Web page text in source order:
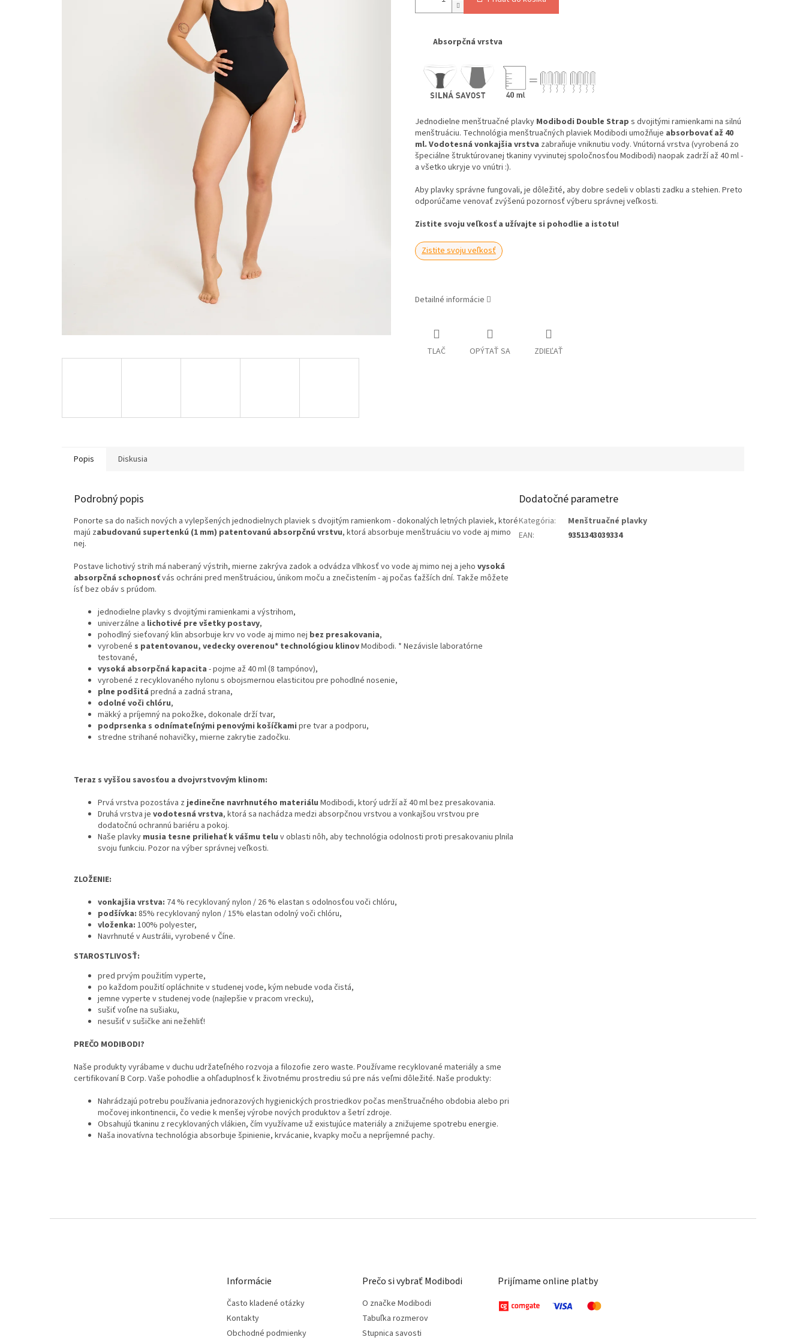
Absorpčná vrstva
Jednodielne menštruačné plavky Modibodi Double Strap s dvojitými ramienkami na silnú
menštruáciu. Technológia menštruačných plaviek Modibodi umožňuje absorbovať až 40
ml. Vodotesná vonkajšia vrstva zabraňuje vniknutiu vody. Vnútorná vrstva (vyrobená zo
špeciálne štruktúrovanej tkaniny vyvinutej spoločnosťou Modibodi) naopak zadrží až 40 ml -
a všetko ukryje vo vnútri :).
Aby plavky správne fungovali, je dôležité, aby dobre sedeli v oblasti zadku a stehien. Preto
odporúčame venovať zvýšenú pozornosť výberu správnej veľkosti.
Zistite svoju veľkosť a užívajte si pohodlie a istotu!
Zistite svoju veľkosť
Detailné informácie
TLAČ OPÝTAŤ SA ZDIEĽAŤ
Popis Diskusia
Podrobný popis
Ponorte sa do našich nových a vylepšených jednodielnych plaviek s dvojitým ramienkom - dokonalých letných plaviek, ktoré
majú zabudovanú supertenkú (1 mm) patentovanú absorpčnú vrstvu, ktorá absorbuje menštruáciu vo vode aj mimo
nej.
Postave lichotivý strih má naberaný výstrih, mierne zakrýva zadok a odvádza vlhkosť vo vode aj mimo nej a jeho vysoká
absorpčná schopnosťvás ochráni pred menštruáciou, únikom moču a znečistením - aj počas ťažších dní. Takže môžete
ísť bez obáv s prúdom.
jednodielne plavky s dvojitými ramienkami a výstrihom,
univerzálne a lichotivé pre všetky postavy,
pohodlný sieťovaný klin absorbuje krv vo vode aj mimo nej bez presakovania,
vyrobené s patentovanou, vedecky overenou* technológiou klinovModibodi. * Nezávisle laboratórne
testované,
vysoká absorpčná kapacita - pojme až 40 ml (8 tampónov),
vyrobené z recyklovaného nylonu s obojsmernou elasticitou pre pohodlné nosenie,
plne podšitá predná a zadná strana,
odolné voči chlóru,
mäkký a príjemný na pokožke, dokonale drží tvar,
podprsenka s odnímateľnými penovými košíčkami pre tvar a podporu,
stredne strihané nohavičky, mierne zakrytie zadočku.
Teraz s vyššou savosťou a dvojvrstvovým klinom:
Prvá vrstva pozostáva zjedinečne navrhnutého materiálu Modibodi, ktorý udrží až 40 ml bez presakovania.
Druhá vrstva je vodotesná vrstva, ktorá sa nachádza medzi absorpčnou vrstvou a vonkajšou vrstvou pre
dodatočnú ochrannú bariéru a pokoj.
Naše plavky musia tesne priliehať k vášmu telu v oblasti nôh, aby technológia odolnosti proti presakovaniu plnila
svoju funkciu. Pozor na výber správnej veľkosti.
ZLOŽENIE:
vonkajšia vrstva: 74 % recyklovaný nylon / 26 % elastan s odolnosťou voči chlóru,
podšívka: 85% recyklovaný nylon / 15% elastan odolný voči chlóru,
vloženka: 100% polyester,
Navrhnuté v Austrálii, vyrobené v Číne.
STAROSTLIVOSŤ:
pred prvým použitím vyperte,
po každom použití opláchnite v studenej vode, kým nebude voda čistá,
jemne vyperte v studenej vode (najlepšie v pracom vrecku),
sušiť voľne na sušiaku,
nesušiť v sušičke ani nežehliť!
PREČO MODIBODI?
Naše produkty vyrábame v duchu udržateľného rozvoja a filozofie zero waste. Používame recyklované materiály a sme
certifikovaní B Corp. Vaše pohodlie a ohľaduplnosť k životnému prostrediu sú pre nás veľmi dôležité. Naše produkty:
Nahrádzajú potrebu používania jednorazových hygienických prostriedkov počas menštruačného obdobia alebo pri
močovej inkontinencii, čo vedie k menšej výrobe nových produktov a šetrí zdroje.
Obsahujú tkaninu z recyklovaných vlákien, čím využívame už existujúce materiály a znižujeme spotrebu energie.
Naša inovatívna technológia absorbuje špinienie, krvácanie, kvapky moču a nepríjemné pachy.
Dodatočné parametre
Kategória:
Menštruačné plavky
EAN: 9351343039334
Informácie
Často kladené otázky
Kontakty
Obchodné podmienky
Prečo si vybrať Modibodi
O značke Modibodi
Tabuľka rozmerov
Stupnica savosti
Prijímame online platby